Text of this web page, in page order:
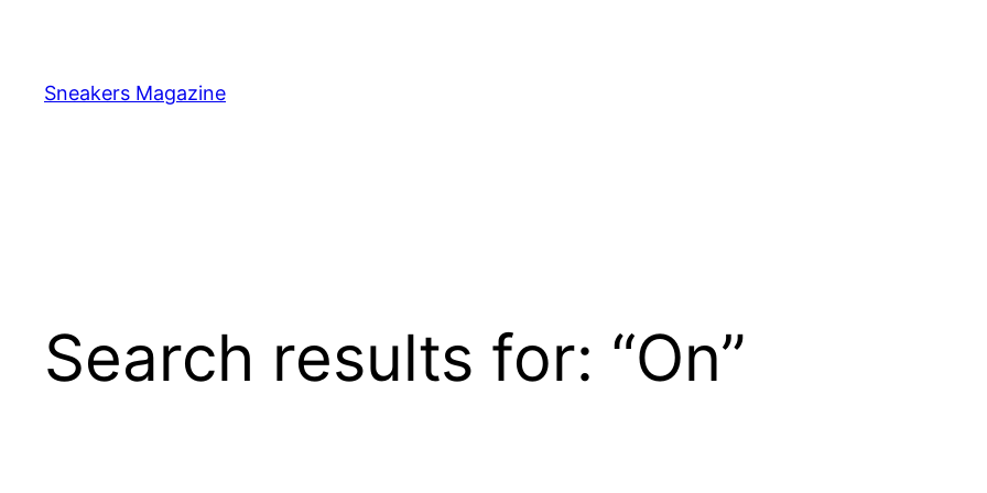
content
Sneakers Magazine
Search results for: “On”